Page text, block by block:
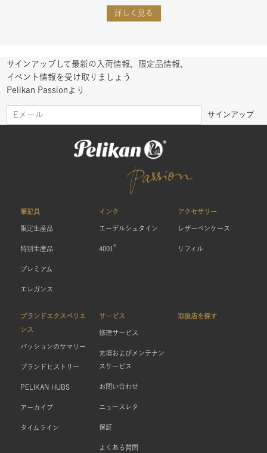
詳しく見る
サインアップして最新の入荷情報、限定品情報、
イベント情報を受け取りましょう
Pelikan Passionより
サインアップ
筆記具
限定生産品
特別生産品
プレミアム
エレガンス
インク
エーデルシュタイン
4001 ®
アクセサリー
レザーペンケース
リフィル
ブランドエクスペリエ
ンス
パッションのサマリー
ブランドヒストリー
PELIKAN HUBS
アーカイブ
タイムライン
サービス
修理サービス
充填およびメンテナン
スサービス
お問い合わせ
ニュースレタ
保証
よくある質問
取扱店を探す